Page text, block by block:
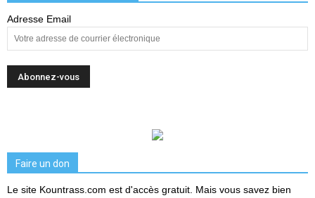
Adresse Email
Faire un don
Le site Kountrass.com est d'accès gratuit. Mais vous savez bien